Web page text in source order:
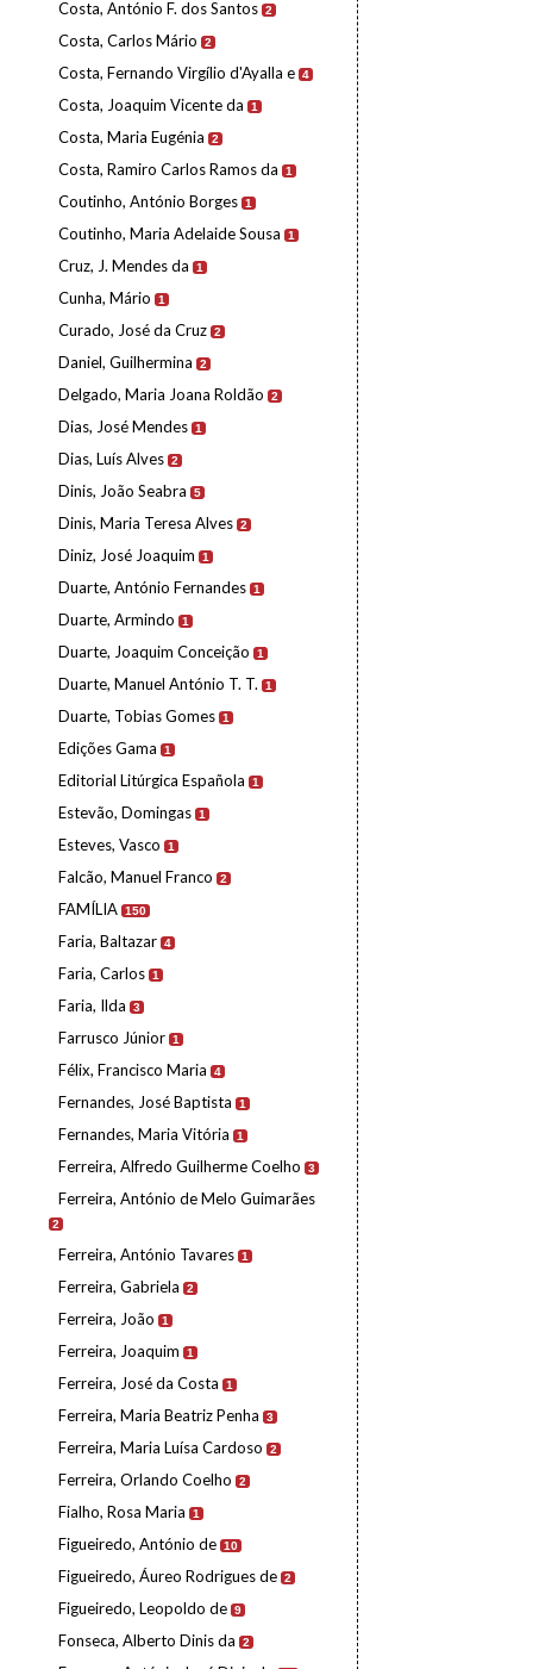
Costa, António F. dos Santos 2
Costa, Carlos Mário 2
Costa, Fernando Virgílio d'Ayalla e 4
Costa, Joaquim Vicente da 1
Costa, Maria Eugénia 2
Costa, Ramiro Carlos Ramos da 1
Coutinho, António Borges 1
Coutinho, Maria Adelaide Sousa 1
Cruz, J. Mendes da 1
Cunha, Mário 1
Curado, José da Cruz 2
Daniel, Guilhermina 2
Delgado, Maria Joana Roldão 2
Dias, José Mendes 1
Dias, Luís Alves 2
Dinis, João Seabra 5
Dinis, Maria Teresa Alves 2
Diniz, José Joaquim 1
Duarte, António Fernandes 1
Duarte, Armindo 1
Duarte, Joaquim Conceição 1
Duarte, Manuel António T. T. 1
Duarte, Tobias Gomes 1
Edições Gama 1
Editorial Litúrgica Española 1
Estevão, Domingas 1
Esteves, Vasco 1
Falcão, Manuel Franco 2
FAMÍLIA 150
Faria, Baltazar 4
Faria, Carlos 1
Faria, Ilda 3
Farrusco Júnior 1
Félix, Francisco Maria 4
Fernandes, José Baptista 1
Fernandes, Maria Vitória 1
Ferreira, Alfredo Guilherme Coelho 3
Ferreira, António de Melo Guimarães
2
Ferreira, António Tavares 1
Ferreira, Gabriela 2
Ferreira, João 1
Ferreira, Joaquim 1
Ferreira, José da Costa 1
Ferreira, Maria Beatriz Penha 3
Ferreira, Maria Luísa Cardoso 2
Ferreira, Orlando Coelho 2
Fialho, Rosa Maria 1
Figueiredo, António de 10
Figueiredo, Áureo Rodrigues de 2
Figueiredo, Leopoldo de 9
Fonseca, Alberto Dinis da 2